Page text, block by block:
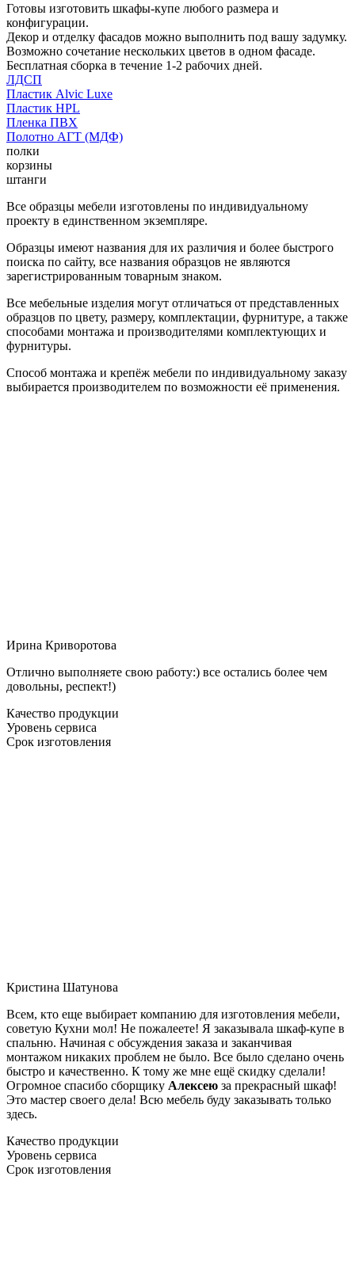
Готовы изготовить шкафы-купе любого размера и
конфигурации.
Декор и отделку фасадов можно выполнить под вашу задумку.
Возможно сочетание нескольких цветов в одном фасаде.
Бесплатная сборка в течение 1-2 рабочих дней.
ЛДСП
Пластик Alvic Luxe
Пластик HPL
Пленка ПВХ
Полотно АГТ (МДФ)
полки
корзины
штанги
Все образцы мебели изготовлены по индивидуальному
проекту в единственном экземпляре.
Образцы имеют названия для их различия и более быстрого
поиска по сайту, все названия образцов не являются
зарегистрированным товарным знаком.
Все мебельные изделия могут отличаться от представленных
образцов по цвету, размеру, комплектации, фурнитуре, а также
способами монтажа и производителями комплектующих и
фурнитуры.
Способ монтажа и крепёж мебели по индивидуальному заказу
выбирается производителем по возможности её применения.
Ирина Криворотова
Отлично выполняете свою работу:) все остались более чем
довольны, респект!)
Качество продукции
Уровень сервиса
Срок изготовления
Кристина Шатунова
Всем, кто еще выбирает компанию для изготовления мебели,
советую Кухни мол! Не пожалеете! Я заказывала шкаф-купе в
спальню. Начиная с обсуждения заказа и заканчивая
монтажом никаких проблем не было. Все было сделано очень
быстро и качественно. К тому же мне ещё скидку сделали!
Огромное спасибо сборщику Алексею за прекрасный шкаф!
Это мастер своего дела! Всю мебель буду заказывать только
здесь.
Качество продукции
Уровень сервиса
Срок изготовления